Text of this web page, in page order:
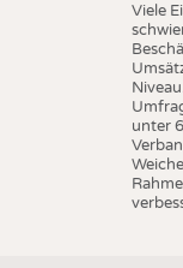
Viele
unter